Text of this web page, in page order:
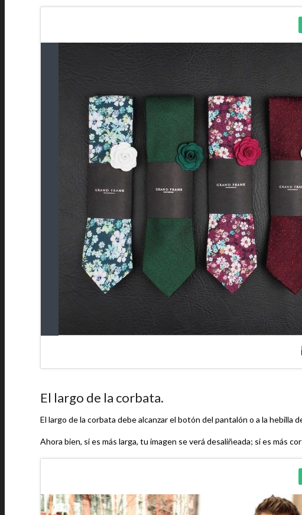
El largo de la corbata.
El largo de la corbata debe alcanzar el botón del pantalón o a la hebilla
Ahora bien, si es más larga, tu imagen se verá desaliñeada; si es más